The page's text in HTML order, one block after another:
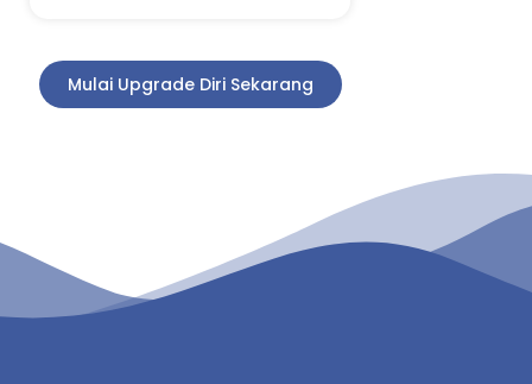
Mulai Upgrade Diri Sekarang